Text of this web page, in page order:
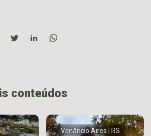
conteúdos
Venâncio Aires | RS